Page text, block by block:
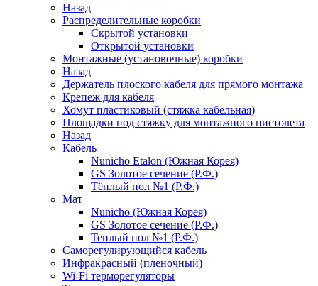
Назад
Распределительные коробки
Скрытой установки
Открытой установки
Монтажные (установочные) коробки
Назад
Держатель плоского кабеля для прямого монтажа
Крепеж для кабеля
Хомут пластиковый (стяжка кабельная)
Площадки под стяжку для монтажного пистолета
Назад
Кабель
Nunicho Etalon (Южная Корея)
GS Золотое сечение (Р.Ф.)
Тёплый пол №1 (Р.Ф.)
Мат
Nunicho (Южная Корея)
GS Золотое сечение (Р.Ф.)
Теплый пол №1 (Р.Ф.)
Саморегулирующийся кабель
Инфракрасный (пленочный)
Wi-Fi терморегуляторы